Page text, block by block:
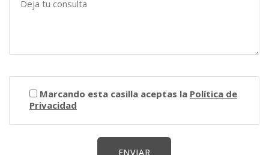
Marcando esta casilla aceptas la Política de
Privacidad